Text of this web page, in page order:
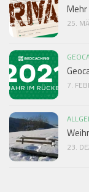
25.
7.
23.